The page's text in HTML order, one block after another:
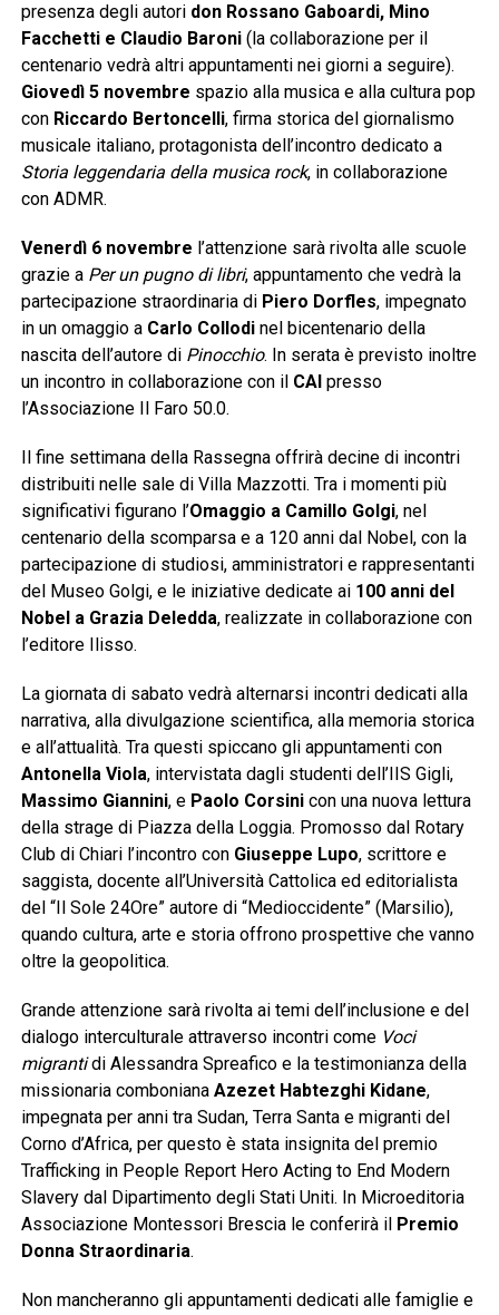
presenza degli autori don Rossano Gaboardi, Mino
Facchetti e Claudio Baroni(la collaborazione per il
centenario vedrà altri appuntamenti nei giorni a seguire).
Giovedì 5 novembre spazio alla musica e alla cultura pop
con Riccardo Bertoncelli, firma storica del giornalismo
musicale italiano, protagonista dell’incontro dedicato a
Storia leggendaria della musica rock, in collaborazione
con ADMR.
Venerdì 6 novembre l’attenzione sarà rivolta alle scuole
grazie a Per un pugno di libri, appuntamento che vedrà la
partecipazione straordinaria di Piero Dorfles, impegnato
in un omaggio a Carlo Collodinel bicentenario della
nascita dell’autore di Pinocchio. In serata è previsto inoltre
un incontro in collaborazione con il CAI presso
l’Associazione Il Faro 50.0.
Il fine settimana della Rassegna offrirà decine di incontri
distribuiti nelle sale di Villa Mazzotti. Tra i momenti più
significativi figurano l’Omaggio a Camillo Golgi, nel
centenario della scomparsa e a 120 anni dal Nobel, con la
partecipazione di studiosi, amministratori e rappresentanti
del Museo Golgi, e le iniziative dedicate ai 100 anni del
Nobel a Grazia Deledda, realizzate in collaborazione con
l’editore Ilisso.
La giornata di sabato vedrà alternarsi incontri dedicati alla
narrativa, alla divulgazione scientifica, alla memoria storica
e all’attualità. Tra questi spiccano gli appuntamenti con
Antonella Viola, intervistata dagli studenti dell’IIS Gigli,
Massimo Giannini, e Paolo Corsinicon una nuova lettura
della strage di Piazza della Loggia. Promosso dal Rotary
Club di Chiari l’incontro con Giuseppe Lupo, scrittore e
saggista, docente all’Università Cattolica ed editorialista
del “Il Sole 24Ore” autore di “Medioccidente” (Marsilio),
quando cultura, arte e storia offrono prospettive che vanno
oltre la geopolitica.
Grande attenzione sarà rivolta ai temi dell’inclusione e del
dialogo interculturale attraverso incontri come Voci
migrantidi Alessandra Spreafico e la testimonianza della
missionaria comboniana Azezet Habtezghi Kidane,
impegnata per anni tra Sudan, Terra Santa e migranti del
Corno d’Africa, per questo è stata insignita del premio
Trafficking in People Report Hero Acting to End Modern
Slavery dal Dipartimento degli Stati Uniti. In Microeditoria
Associazione Montessori Brescia le conferirà il Premio
Donna Straordinaria.
Non mancheranno gli appuntamenti dedicati alle famiglie e